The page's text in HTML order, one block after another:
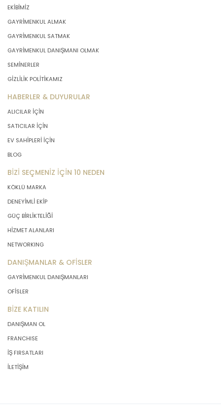
EKİBİMİZ
GAYRİMENKUL ALMAK
GAYRİMENKUL SATMAK
GAYRİMENKUL DANIŞMANI OLMAK
SEMİNERLER
GİZLİLİK POLİTİKAMIZ
HABERLER & DUYURULAR
ALICILAR İÇİN
SATICILAR İÇİN
EV SAHİPLERİ İÇİN
BLOG
BİZİ SEÇMENİZ İÇİN 10 NEDEN
KÖKLÜ MARKA
DENEYİMLİ EKİP
GÜÇ BİRLİKTELİĞİ
HİZMET ALANLARI
NETWORKING
DANIŞMANLAR & OFİSLER
GAYRİMENKUL DANIŞMANLARI
OFİSLER
BİZE KATILIN
DANIŞMAN OL
FRANCHISE
İŞ FIRSATLARI
İLETİŞİM